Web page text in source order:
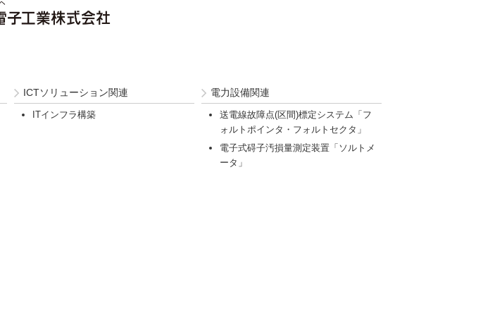
ICTソリューション関連
ITインフラ構築
電力設備関連
送電線故障点(区間)標定システム「フ
ォルトポインタ・フォルトセクタ」
電子式碍子汚損量測定装置「ソルトメ
ータ」